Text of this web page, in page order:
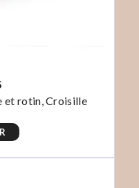
et rotin, Croisille